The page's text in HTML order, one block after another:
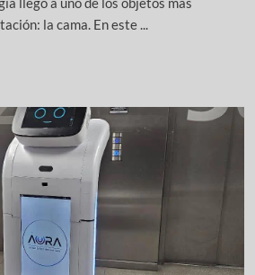
la cama. En este ...